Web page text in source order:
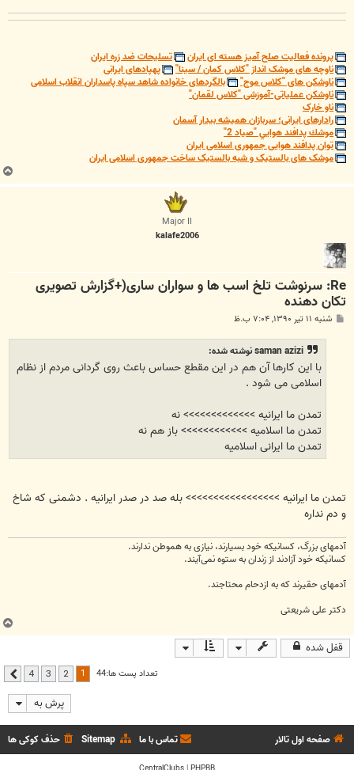
پرونده فعالیت صلح آمیز هسته ای ایران
تسلیحات ضد زره ایران
ناوچه های موشک انداز "کلاس کمان / سینا"
پهپادهای ایرانی
ناوشکن های "کلاس موج"
بالگردهای خانواده شاهد سپاه پاسداران انقلاب اسلامی
ناوشکن عملیاتی-آموزشی "کلاس لقمان"
ناو خارک
رادارهای ایرانی؛ سربازان همیشه بیدار آسمان
موشك پدافند هوايي "صياد 2"
توان پدافند هوایی جمهوری اسلامی ایران
موشک های بالستیک و شبه بالستیک ساخت جمهوری اسلامی ایران
ب
ا
Major II
kalafe2006
Re: سرنوشت تلخ اسب ها و سواران ساری(+گزارش تصویری
تکان دهنده
پ شنبه ۱۱ تیر ۱۳۹۰, ۷:۰۴ ب.ظ
saman azizi نوشته شده:
با این کارها آن هم در این مقطع حساس باعث روی گردانی مردم از نظام
اسلامی می شود .
تمدن ما ایرانیه >>>>>>>>>>>>> نه
تمدن ما اسلامیه >>>>>>>>>>>> باز هم نه
تمدن ما ایرانی اسلامیه
تمدن ما ایرانیه >>>>>>>>>>>>>>>>> بله صد در صدر ایرانیه . دشمنی که شاخ
و دم نداره
آدمهای بزرگ، کسانیکه خود بسیارند، نیازی به هموطن ندارند.
کسانیکه خود آزادند از زندان به ستوه نمی‌آیند.
آدمهای حقیرند که به ازدحام محتاجند.
دکتر علی شریعتی
ب
ا
قفل شده
تعداد پست ها:44 2
3
4 بعدی
پرش به
صفحه اول تالار حذف کوکی ها Sitemap تماس با ما